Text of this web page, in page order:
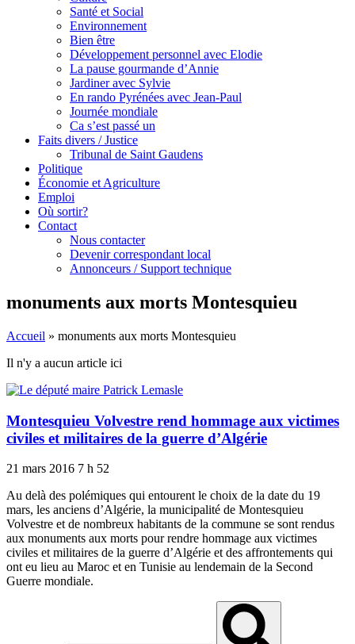
Santé et Social
Environnement
Bien être
Développement personnel avec Elodie
La pause gourmande d’Annie
Jardiner avec Sylvie
En rando Pyrénées avec Jean-Paul
Journée mondiale
Ca s’est passé un
Faits divers / Justice
Tribunal de Saint Gaudens
Politique
Économie et Agriculture
Emploi
Où sortir?
Contact
Nous contacter
Devenir correspondant local
Annonceurs / Support technique
monuments aux morts Montesquieu
Accueil » monuments aux morts Montesquieu
Il n'y a aucun article ici
Montesquieu Volvestre rend hommage aux victimes
civiles et militaires de la guerre d’Algérie
21 mars 2016 7 h 52
Au delà des polémiques qui entourent le choix de la date du 19
mars, les anciens d’Algérie, la municipalité de Montesquieu
Volvestre et de nombreux habitants de la commune se sont rendus
aux monuments aux morts pour rendre hommage aux victimes
civiles et militaires de la guerre d’Algérie et des affrontements qui
ont eu lieu au Maroc et en Tunisie au lendemain de la Second
Guerre mondiale.